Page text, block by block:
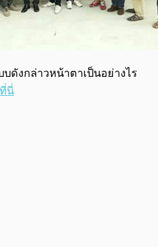
ดังกล่าวหน้าตาเป็นอย่างไร
ที่นี่